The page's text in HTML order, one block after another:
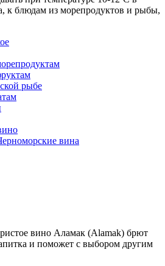
к блюдам из морепродуктов и рыбы,
рыбе
вина
вино Аламак (Alamak) брют
и поможет с выбором другим